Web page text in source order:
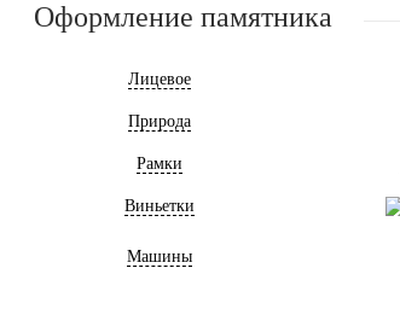
Оформление памятника
Лицевое
Природа
Рамки
Виньетки
Машины